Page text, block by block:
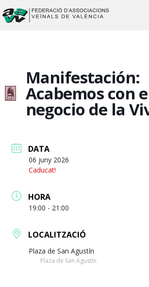
Manifestación:
Acabemos con
negocio de la
DATA
06 juny 2026
Caducat!
HORA
19:00 - 21:00
LOCALITZACIÓ
Plaza de San Agustín
Plaza de San Agustín